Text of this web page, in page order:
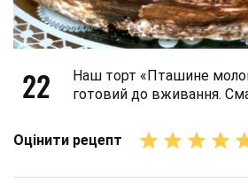
22
Наш торт «Пташине
готовий до вживання.
Оцінити рецепт